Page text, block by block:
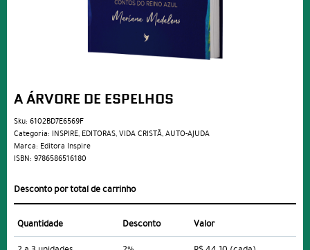
A ÁRVORE DE ESPELHOS
Sku: 6102BD7E6569F
Categoria: INSPIRE, EDITORAS,VIDA CRISTÃ,AUTO-AJUDA
Marca: Editora Inspire
ISBN: 9786586516180
Desconto por total de carrinho
Quantidade Desconto
Valor